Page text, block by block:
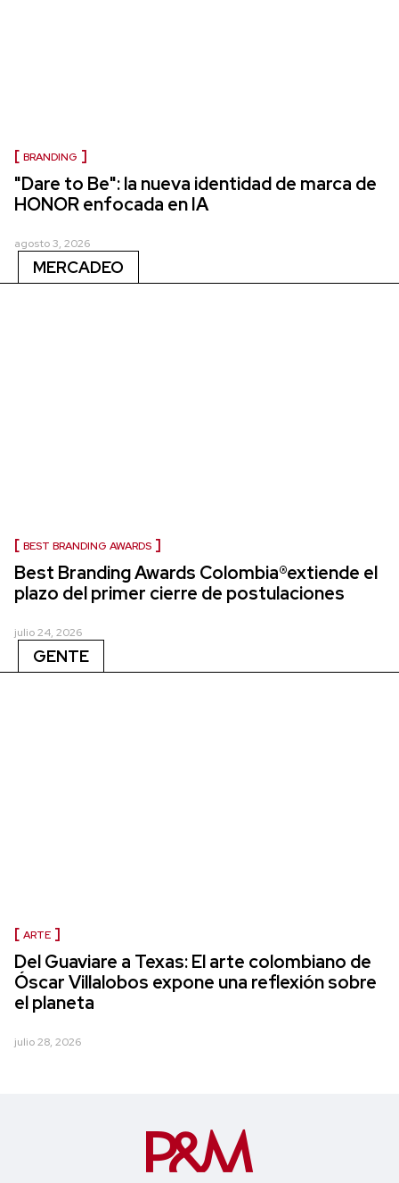
BRANDING
"Dare to Be": la nueva identidad de marca de
HONOR enfocada en IA
agosto 3, 2026
MERCADEO
BEST BRANDING AWARDS
Best Branding Awards Colombia®extiende el
plazo del primer cierre de postulaciones
julio 24, 2026
GENTE
ARTE
Del Guaviare a Texas: El arte colombiano de
Óscar Villalobos expone una reflexión sobre
el planeta
julio 28, 2026